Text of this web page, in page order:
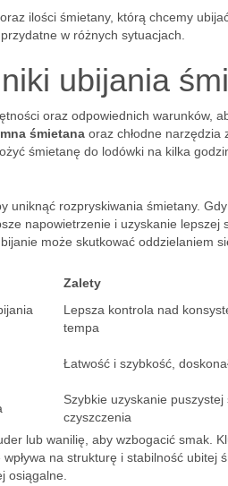
ilości śmietany, którą chcemy
w różnych sytuacjach.
ubijania
oraz odpowiednich warunków,
śmietana oraz chłodne narzędzia
śmietanę do lodówki na kilka
uniknąć rozpryskiwania śmietany.
napowietrzenie i uzyskanie lepszej
może skutkować oddzielaniem
Zalety
Lepsza kontrola nad
tempa
Łatwość i szybkość,
Szybkie uzyskanie puszystej
czyszczenia
lub wanilię, aby wzbogacić smak.
wpływa na strukturę i stabilność ubitej
osiągalne.